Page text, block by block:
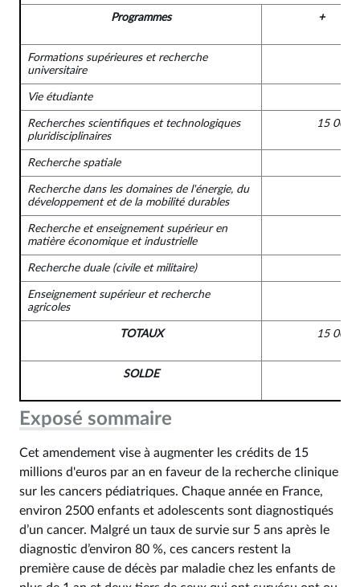
Programmes +
Formations supérieures et recherche
universitaire
Vie étudiante
Recherches scientifiques et technologiques
pluridisciplinaires
15 000
Recherche spatiale
Recherche dans les domaines de l'énergie, du
développement et de la mobilité durables
Recherche et enseignement supérieur en
matière économique et industrielle
Recherche duale (civile et militaire)
Enseignement supérieur et recherche
agricoles
TOTAUX 15 000
SOLDE
Exposé sommaire
Cet amendement vise à augmenter les crédits de 15
millions d'euros par an en faveur de la recherche clinique
sur les cancers pédiatriques. Chaque année en France,
environ 2500 enfants et adolescents sont diagnostiqués
d’un cancer. Malgré un taux de survie sur 5 ans après le
diagnostic d’environ 80 %, ces cancers restent la
première cause de décès par maladie chez les enfants de